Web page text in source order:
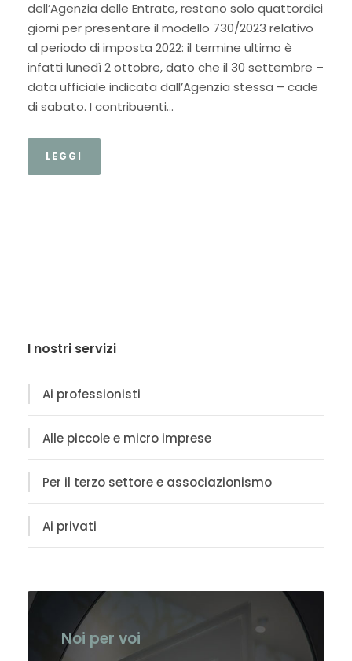
dell’Agenzia delle Entrate, restano solo quattordici
giorni per presentare il modello 730/2023 relativo
al periodo di imposta 2022: il termine ultimo è
infatti lunedì 2 ottobre, dato che il 30 settembre –
data ufficiale indicata dall’Agenzia stessa – cade
di sabato. I contribuenti...
LEGGI
I nostri servizi
Ai professionisti
Alle piccole e micro imprese
Per il terzo settore e associazionismo
Ai privati
Noi per voi